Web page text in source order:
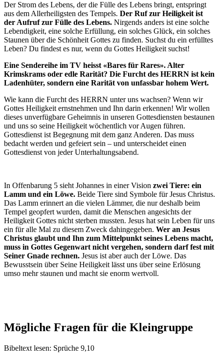
Der Strom des Lebens, der die Fülle des Lebens bringt, entspringt
aus dem Allerheiligsten des Tempels. Der Ruf zur Heiligkeit ist
der Aufruf zur Fülle des Lebens. Nirgends anders ist eine solche
Lebendigkeit, eine solche Erfüllung, ein solches Glück, ein solches
Staunen über die Schönheit Gottes zu finden. Suchst du ein erfülltes
Leben? Du findest es nur, wenn du Gottes Heiligkeit suchst!
Eine Sendereihe im TV heisst «Bares für Rares». Alter
Krimskrams oder edle Rarität? Die Furcht des HERRN ist kein
Ladenhüter, sondern eine Rarität von unfassbar hohem Wert.
Wie kann die Furcht des HERRN unter uns wachsen? Wenn wir
Gottes Heiligkeit ernstnehmen und Ihn darin erkennen! Wir wollen
dieses unverfügbare Geheimnis in unseren Gottesdiensten bestaunen
und uns so seine Heiligkeit wöchentlich vor Augen führen.
Gottesdienst ist Begegnung mit dem ganz Anderen. Das muss
bedacht werden und gefeiert sein – und unterscheidet einen
Gottesdienst von jeder Unterhaltungsabend.
In Offenbarung 5 sieht Johannes in einer Vision zwei Tiere: ein
Lamm und ein Löwe. Beide Tiere sind Symbole für Jesus Christus.
Das Lamm erinnert an die vielen Lämmer, die nur deshalb beim
Tempel geopfert wurden, damit die Menschen angesichts der
Heiligkeit Gottes nicht sterben mussten. Jesus hat sein Leben für uns
ein für alle Mal zu diesem Zweck dahingegeben. Wer an Jesus
Christus glaubt und Ihn zum Mittelpunkt seines Lebens macht,
muss in Gottes Gegenwart nicht vergehen, sondern darf fest mit
Seiner Gnade rechnen. Jesus ist aber auch der Löwe. Das
Bewusstsein über Seine Heiligkeit lässt uns über seine Erlösung
umso mehr staunen und macht sie enorm wertvoll.
Mögliche Fragen für die Kleingruppe
Bibeltext lesen: Sprüche 9,10